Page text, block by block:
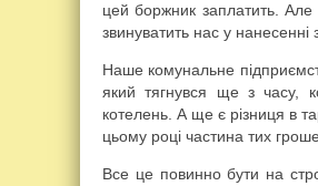
цей боржник заплатить. Але
звинуватить нас у нанесенні
Наше комунальне
який тягнувся ще з часу,
котелень. А ще є різниця в
цьому році частина тих
Все це повинно бути на